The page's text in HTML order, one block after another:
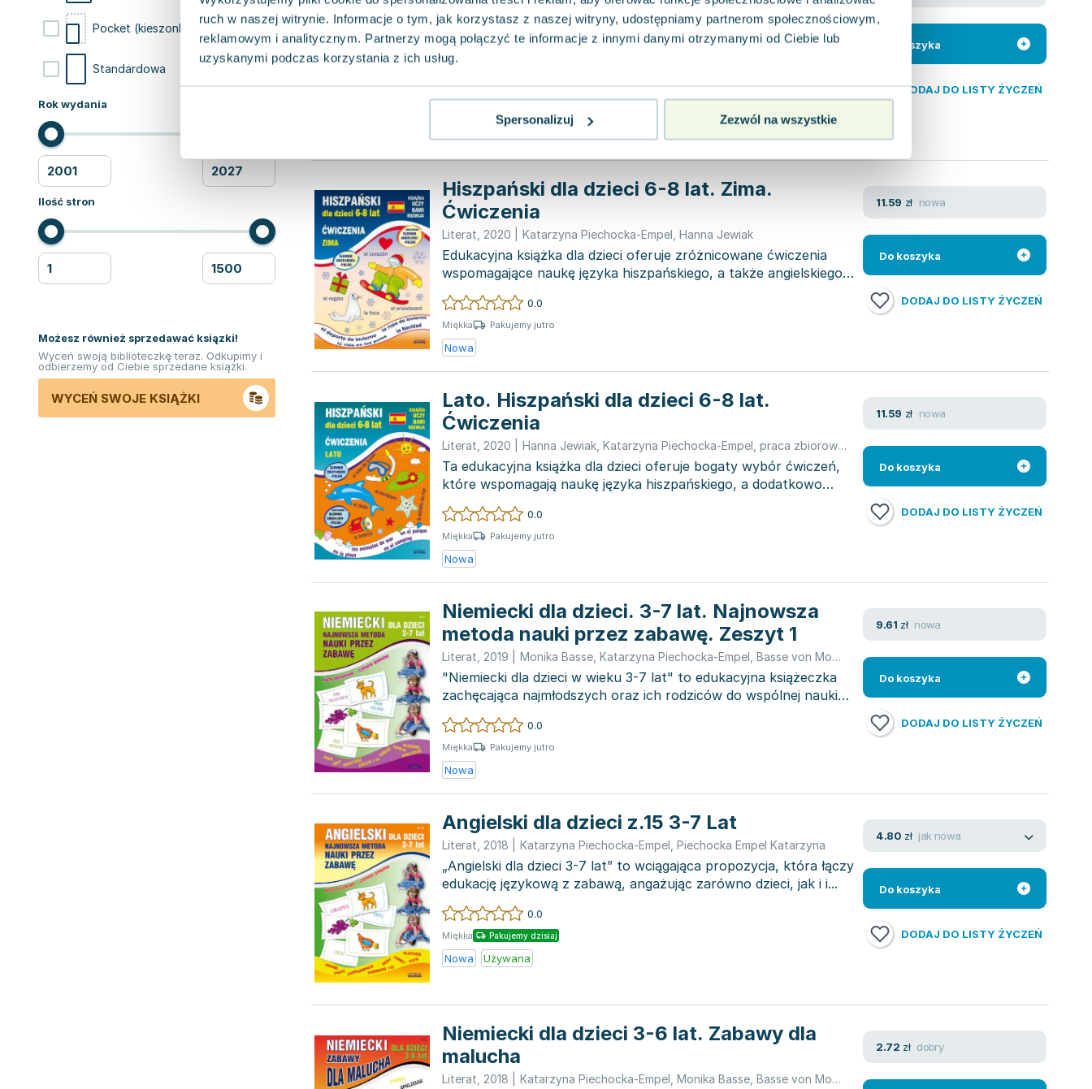
ruch w naszej witrynie. Informacje o tym, jak korzystasz z naszej witryny, udostępniamy partnerom społecznościowym,
reklamowym i analitycznym. Partnerzy mogą połączyć te informacje z innymi danymi otrzymanymi od Ciebie lub
uzyskanymi podczas korzystania z ich usług.
Spersonalizuj Zezwól na wszystkie
Pocket (kieszonkowa) 6
Standardowa
Rok wydania
Ilość stron
Możesz również sprzedawać ksiązki!
Wyceń swoją biblioteczkę teraz. Odkupimy i
odbierzemy od Ciebie sprzedane książki.
WYCEŃ SWOJE KSIĄŻKI
Literat,2026| Katarzyna Piechocka-Empel
Ćwiczenie z wykorzystaniem płyty stanowi efektywną i
przyjemną metodę nauki języka angielskiego. Dzięki temu
0.0
Pakujemy jutro
Nowa
Do koszyka
DODAJ DO LISTY ŻYCZEŃ
Hiszpański dla dzieci 6-8 lat. Zima.
Ćwiczenia
Literat 2020 Katarzyna Piechocka-Empel Hanna Jewiak
Edukacyjna książka dla dzieci oferuje zróżnicowane ćwiczenia
wspomagające naukę języka hiszpańskiego, a także angielskiego.
Dzieci...
0.0
Miękka Pakujemy jutro
Nowa
11.59 zł nowa
Do koszyka
DODAJ DO LISTY ŻYCZEŃ
Lato. Hiszpański dla dzieci 6-8 lat.
Ćwiczenia
Literat 2020 Hanna Jewiak Katarzyna Piechocka-Empel praca zbiorowa , Piechocka Empel Katarzyna
Ta edukacyjna książka dla dzieci oferuje bogaty wybór ćwiczeń,
które wspomagają naukę języka hiszpańskiego, a dodatkowo
angielskie...
0.0
Miękka Pakujemy jutro
Nowa
11.59 zł nowa
Do koszyka
DODAJ DO LISTY ŻYCZEŃ
Niemiecki dla dzieci. 3-7 lat. Najnowsza
metoda nauki przez zabawę. Zeszyt 1
Literat 2019 Monika Basse Katarzyna Piechocka-Empel Basse von Monika Piechocka Empel Katarzyna
"Niemiecki dla dzieci w wieku 3-7 lat" to edukacyjna książeczka
zachęcająca najmłodszych oraz ich rodziców do wspólnej nauki
język...
0.0
Miękka Pakujemy jutro
Nowa
9.61 zł nowa
Do koszyka
DODAJ DO LISTY ŻYCZEŃ
Angielski dla dzieci z.15 3-7 Lat
Literat 2018 Katarzyna Piechocka-Empel Piechocka Empel Katarzyna
„Angielski dla dzieci 3-7 lat” to wciągająca propozycja, która łączy
edukację językową z zabawą, angażując zarówno dzieci, jak i i...
0.0
Miękka Pakujemy dzisiaj
Nowa Używana
4.80 zł jak nowa
Do koszyka
DODAJ DO LISTY ŻYCZEŃ
Niemiecki dla dzieci 3-6 lat. Zabawy dla
malucha
Literat 2018 Katarzyna Piechocka-Empel Monika Basse Basse von Monika
2.72 zł dobry